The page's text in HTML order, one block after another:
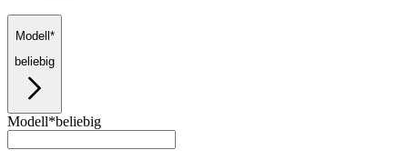
Modell*
beliebig
Modell*beliebig